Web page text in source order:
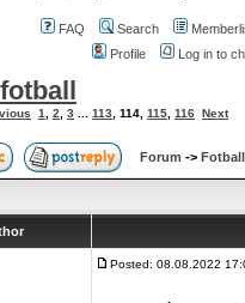
FAQ Search
Profile
Log in to
1 2 3 113 114 115 116 Next
Forum ->
Posted: 08.08.2022